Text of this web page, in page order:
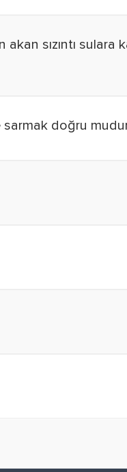
sızıntı sulara
sarmak doğru